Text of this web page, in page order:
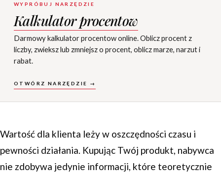
WYPRÓBUJ NARZĘDZIE
Kalkulator procentow
Darmowy kalkulator procentow online. Oblicz procent z
liczby, zwieksz lub zmniejsz o procent, oblicz marze, narzut i
rabat.
OTWÓRZ NARZĘDZIE →
Wartość dla klienta leży w oszczędności czasu i
pewności działania. Kupując Twój produkt, nabywca
nie zdobywa jedynie informacji, które teoretycznie